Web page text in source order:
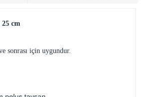
25 cm
sonrası için uygundur.